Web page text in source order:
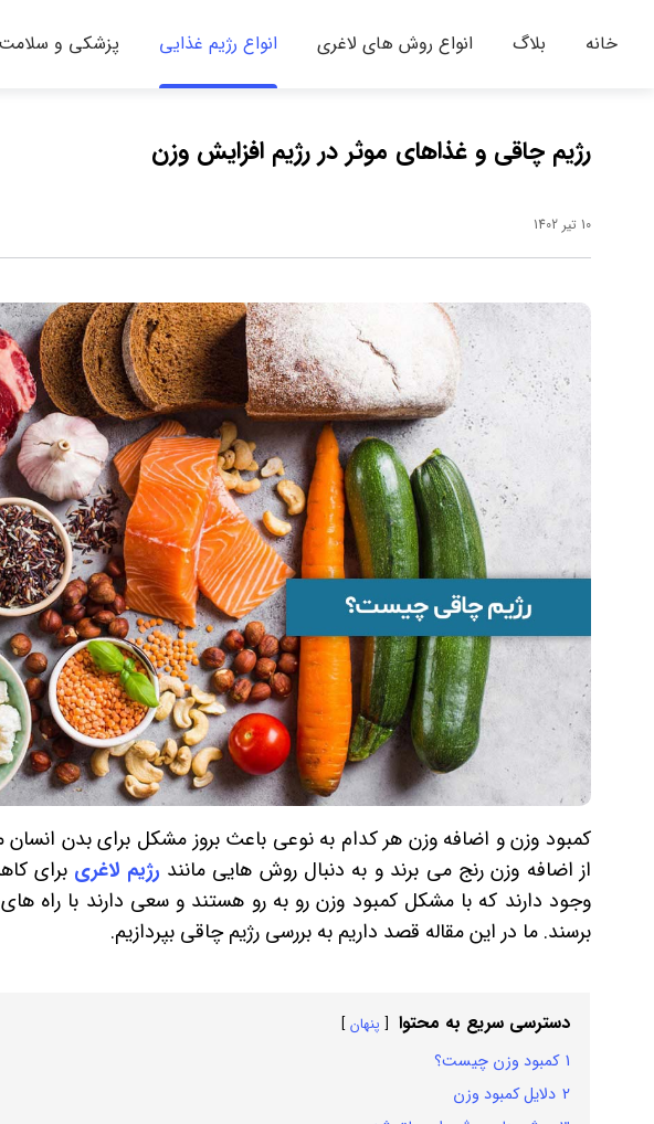
خانه بلاگ انواع روش های لاغری انواع رژیم غذایی پزشکی و سلامت
رژیم چاقی و غذاهای موثر در رژیم افزایش وزن
10 تیر 1402
کمبود وزن و اضافه وزن هر کدام به نوعی باعث بروز مشکل برای بدن انسان
از اضافه وزن رنج می برند و به دنبال روش هایی مانند رژیم لاغری برای
وجود دارند که با مشکل کمبود وزن رو به رو هستند و سعی دارند با راه
برسند. ما در این مقاله قصد داریم به بررسی رژیم چاقی بپردازیم.
دسترسی سریع به محتوا پنهان
1 کمبود وزن چیست؟
2 دلایل کمبود وزن